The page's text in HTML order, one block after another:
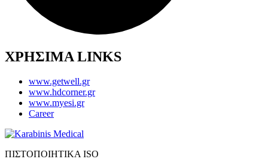
ΧΡΗΣΙΜΑ LINKS
www.getwell.gr
www.hdcorner.gr
www.myesi.gr
Career
ΠΙΣΤΟΠΟΙΗΤΙΚΑ ISO